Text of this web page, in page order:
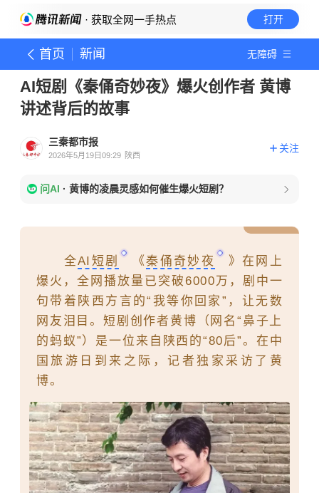
· 获取全网一手热点 打开
首页 新闻 无障碍
AI短剧《秦俑奇妙夜》爆火创作者 黄博
讲述背后的故事
三秦都市报
2026年5月19日09:29 陕西
关注
问AI · 黄博的凌晨灵感如何催生爆火短剧？
全AI短剧 《秦俑奇妙夜
》在网上
爆火，全网播放量已突破6000万，剧中一
句带着陕西方言的“我等你回家”，让无数
网友泪目。短剧创作者黄博（网名“鼻子上
的蚂蚁”）是一位来自陕西的“80后”。在中
国旅游日到来之际，记者独家采访了黄
博。